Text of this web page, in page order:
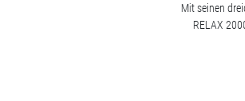
Mit seinen
RELAX